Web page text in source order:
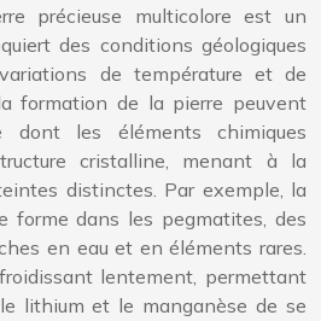
précieuse multicolore est un
des conditions géologiques
de température et de
formation de la pierre peuvent
dont les éléments chimiques
cristalline, menant à la
distinctes. Par exemple, la
forme dans les pegmatites, des
en eau et en éléments rares.
lentement, permettant
lithium et le manganèse de se